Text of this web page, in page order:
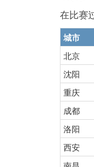
在比赛
城市
北京
沈阳
重庆
成都
洛阳
西安